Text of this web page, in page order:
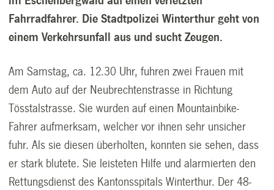
Fahrradfahrer. Die Stadtpolizei Winterthur geht von
einem Verkehrsunfall aus und sucht Zeugen.
Am Samstag, ca. 12.30 Uhr, fuhren zwei Frauen mit
dem Auto auf der Neubrechtenstrasse in Richtung
Tösstalstrasse. Sie wurden auf einen Mountainbike-
Fahrer aufmerksam, welcher vor ihnen sehr unsicher
fuhr. Als sie diesen überholten, konnten sie sehen, dass
er stark blutete. Sie leisteten Hilfe und alarmierten den
Rettungsdienst des Kantonsspitals Winterthur. Der 48-